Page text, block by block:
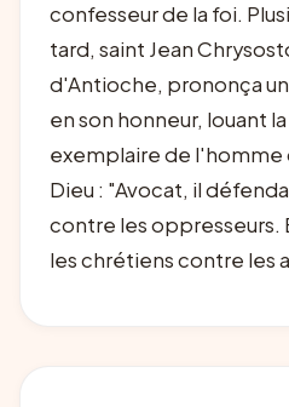
confesseur de la foi.
tard, saint Jean
d'Antioche, prononça
en son honneur, louant
exemplaire de l'homme
Dieu : "Avocat, il
contre les oppresseurs.
les chrétiens contre les